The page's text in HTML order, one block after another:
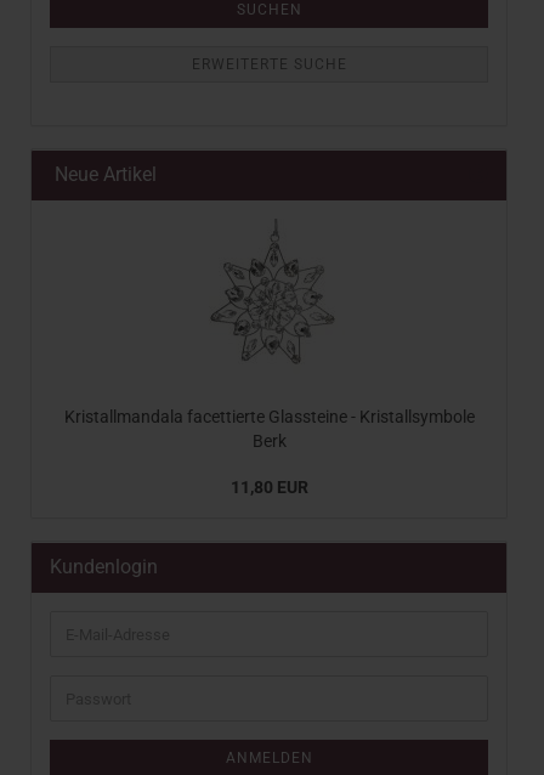
SUCHEN
ERWEITERTE SUCHE
Neue Artikel
Kristallmandala facettierte Glassteine - Kristallsymbole
Berk
11,80 EUR
Kundenlogin
ANMELDEN